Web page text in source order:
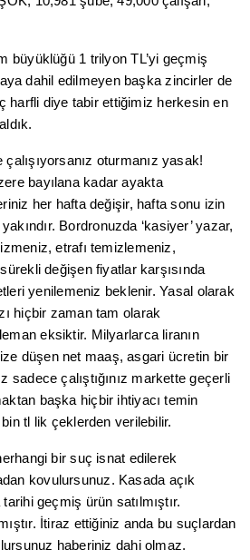
büyüklüğü 1 trilyon TL’yi geçmiş
dahil edilmeyen başka zincirler de
harfli diye tabir ettiğimiz herkesin en
oturmanız yasak!
bayılana kadar ayakta
her hafta değişir, hafta sonu izin
Bordronuzda ‘kasiyer’ yazar,
etrafı temizlemeniz,
değişen fiyatlar karşısında
yenilemeniz beklenir. Yasal olarak
hiçbir zaman tam olarak
eksiktir. Milyarlarca liranın
düşen net maaş, asgari ücretin bir
sadece çalıştığınız markette geçerli
başka hiçbir ihtiyacı temin
tl lik çeklerden verilebilir.
bir suç isnat edilerek
kovulursunuz. Kasada açık
geçmiş ürün satılmıştır.
İtiraz ettiğiniz anda bu suçlardan
haberiniz dahi olmaz.